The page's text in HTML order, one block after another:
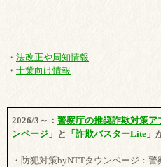
・ 法改正や周知情報
・ 士業向け情報
2026/3～： 警察庁の推奨詐欺対策ア
ンページ」 と 「詐欺バスターLite」
・防犯対策byNTTタウンページ：